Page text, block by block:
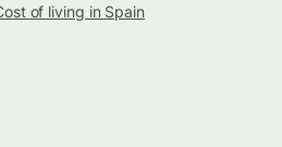
of living in Spain